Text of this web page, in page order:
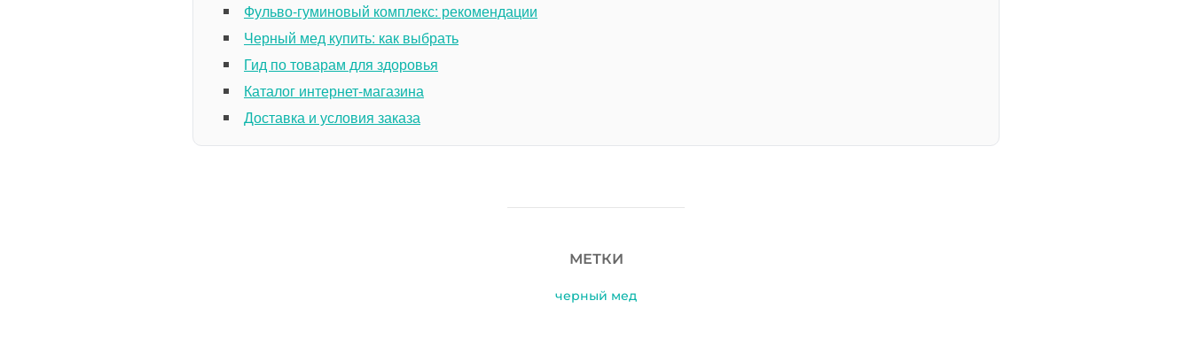
Фульво-гуминовый комплекс: рекомендации
Черный мед купить: как выбрать
Гид по товарам для здоровья
Каталог интернет-магазина
Доставка и условия заказа
МЕТКИ
черный мед